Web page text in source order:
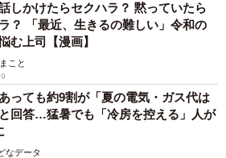
しかけたらセクハラ？ 黙っていたら
？ 「最近、生きるの難しい」令和の
む上司【漫画】
こと
っても約9割が「夏の電気・ガス代は
回答…猛暑でも「冷房を控える」人が
なデータ